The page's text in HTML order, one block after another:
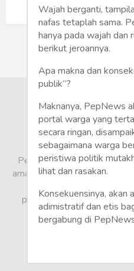
Humaniora
Sketsa
Tekno
Gaya
Wisata
Wanita
Buat
Wajah berganti,
nafas tetaplah sama.
hanya pada wajah dan
berikut jeroannya.
Apa makna dan
publik”?
Maknanya, PepNews
portal warga yang
secara ringan,
sebagaimana warga
peristiwa politik
lihat dan rasakan.
Konsekuensinya, akan
adimistratif dan etis
bergabung di
mendasar adalah
menggunakan
keterangan
PepNews.com adalah
amatir dan profesional
pandang tidak biasa, yang
berita